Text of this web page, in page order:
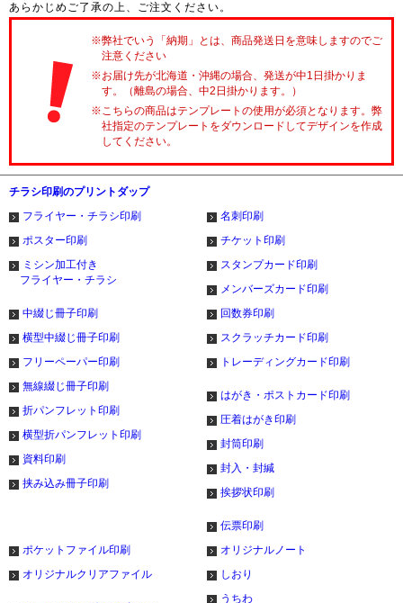
あらかじめご了承の上、ご注文ください。
※弊社でいう「納期」とは、商品発送日を意味しますのでご
注意ください
※お届け先が北海道・沖縄の場合、発送が中1日掛かりま
す。（離島の場合、中2日掛かります。）
※こちらの商品はテンプレートの使用が必須となります。弊
社指定のテンプレートをダウンロードしてデザインを作成
してください。
チラシ印刷のプリントダップ
フライヤー・チラシ印刷
ポスター印刷
ミシン加工付き
フライヤー・チラシ
中綴じ冊子印刷
横型中綴じ冊子印刷
フリーペーパー印刷
無線綴じ冊子印刷
折パンフレット印刷
横型折パンフレット印刷
資料印刷
挟み込み冊子印刷
名刺印刷
チケット印刷
スタンプカード印刷
メンバーズカード印刷
回数券印刷
スクラッチカード印刷
トレーディングカード印刷
はがき・ポストカード印刷
圧着はがき印刷
封筒印刷
封入・封緘
挨拶状印刷
伝票印刷
ポケットファイル印刷
オリジナルクリアファイル
オリジナルノート
しおり
うちわ